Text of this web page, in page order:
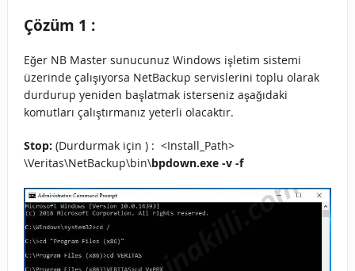
Çözüm 1 :
Eğer NB Master sunucunuz Windows işletim sistemi
üzerinde çalışıyorsa NetBackup servislerini toplu olarak
durdurup yeniden başlatmak isterseniz aşağıdaki
komutları çalıştırmanız yeterli olacaktır.
Stop: (Durdurmak için ) : <Install_Path>
\Veritas\NetBackup\bin\bpdown.exe -v -f